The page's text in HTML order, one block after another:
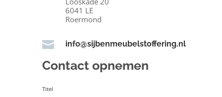
6041 LE
Roermond
 info@sijbenmeubelstoffering.nl
Contact opnemen
Titel